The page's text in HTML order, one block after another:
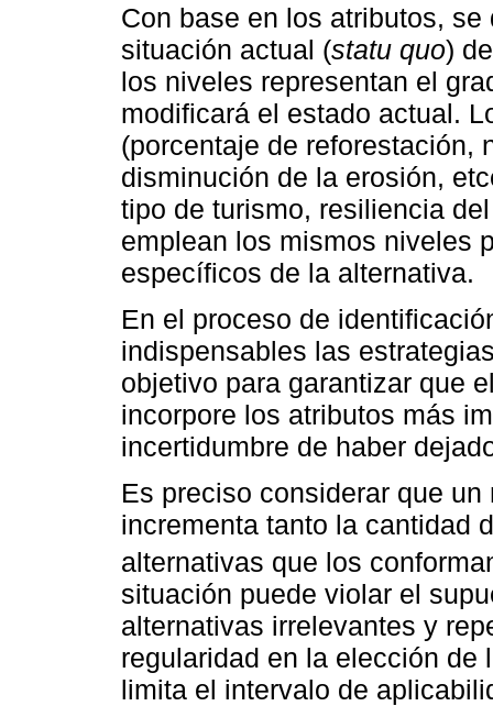
Con base en los atributos,
situación actual (statu quo)
los niveles representan el
modificará el estado actual.
(porcentaje de reforestación,
disminución de la erosión,
tipo de turismo, resiliencia
emplean los mismos niveles
específicos de la alternativa.
En el proceso de
indispensables las
objetivo para garantizar que
incorpore los atributos más
incertidumbre de haber
Es preciso considerar que
incrementa tanto la cantidad
alternativas que los
situación puede violar el
alternativas irrelevantes y
regularidad en la elección
limita el intervalo de